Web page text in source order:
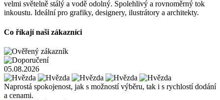
velmi světelně stálý a vodě odolný. Spolehlivý a rovnoměrný tok
inkoustu. Ideální pro grafiky, designery, ilustrátory a architekty.
Co říkají naši zákazníci
05.08.2026
Naprostá spokojenost, jak s možností výběru, tak i s rychlostí dodání
a cenami.